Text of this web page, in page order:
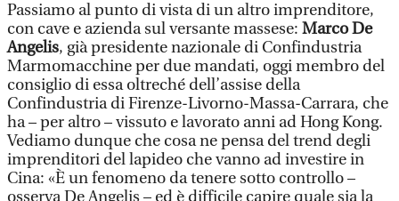
Passiamo al punto di vista di un altro imprenditore,
con cave e azienda sul versante massese: Marco De
Angelis, già presidente nazionale di Confindustria
Marmomacchine per due mandati, oggi membro del
consiglio di essa oltreché dell’assise della
Confindustria di Firenze-Livorno-Massa-Carrara, che
ha – per altro – vissuto e lavorato anni ad Hong Kong.
Vediamo dunque che cosa ne pensa del trend degli
imprenditori del lapideo che vanno ad investire in
Cina: «È un fenomeno da tenere sotto controllo –
osserva De Angelis – ed è difficile capire quale sia la